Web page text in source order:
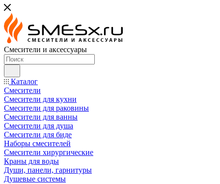
Смесители и аксессуары
Каталог
Смесители
Смесители для кухни
Смесители для раковины
Смесители для ванны
Смесители для душа
Смесители для биде
Наборы смесителей
Смесители хирургические
Краны для воды
Души, панели, гарнитуры
Душевые системы